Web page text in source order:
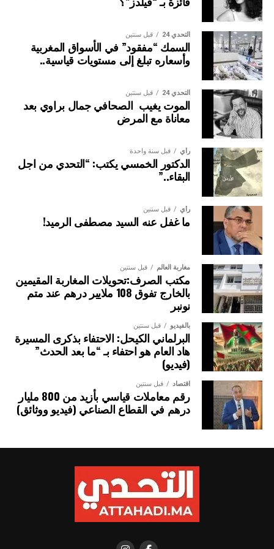
البنك المغربي للتجارة والصناعة، الغرفة الفرنسية للتجارة
والصناعة بالمغرب.
ويضم المكتب المسير ثلاثة نواب للرئيس، هم: السيدة نوال
المتوكل؛والسيد كمال لحلو؛ والسيد عبد العزيز العلوي.
التحدي 24 قبل سنتين
السمك “مفقود” في الأسواق المغربية
وأسعاره تبلغ إلى مستويات قياسية..
التحدي 24 قبل سنتين
الموت يغيب الصحافي جمال براوي بعد
معاناة مع المرض
رأي قبل سنة واحدة
الدكتور الخمسي يكتب: “التحدي من اجل
البقاء..”
رأي قبل سنتين
ما غفل عنه السيد مصطفى الرميد!
مغاربة العالم قبل سنتين
مكتب الصرف:تحويلات المغاربة المقيمين
بالخارج تفوق 108 ملايير درهم عند متم
نونبر
بالفيديو قبل سنتين
البرلماني الكيحل: الاحتفاء بذكرى المسيرة
هاد العام هو احتفاء بـ “ما بعد الحدث”
(فيديو)
اقتصاد قبل سنتين
رقم معاملات قياسي بأزيد من 800 مليار
درهم في القطاع الصناعي (فيديو ووثائق)